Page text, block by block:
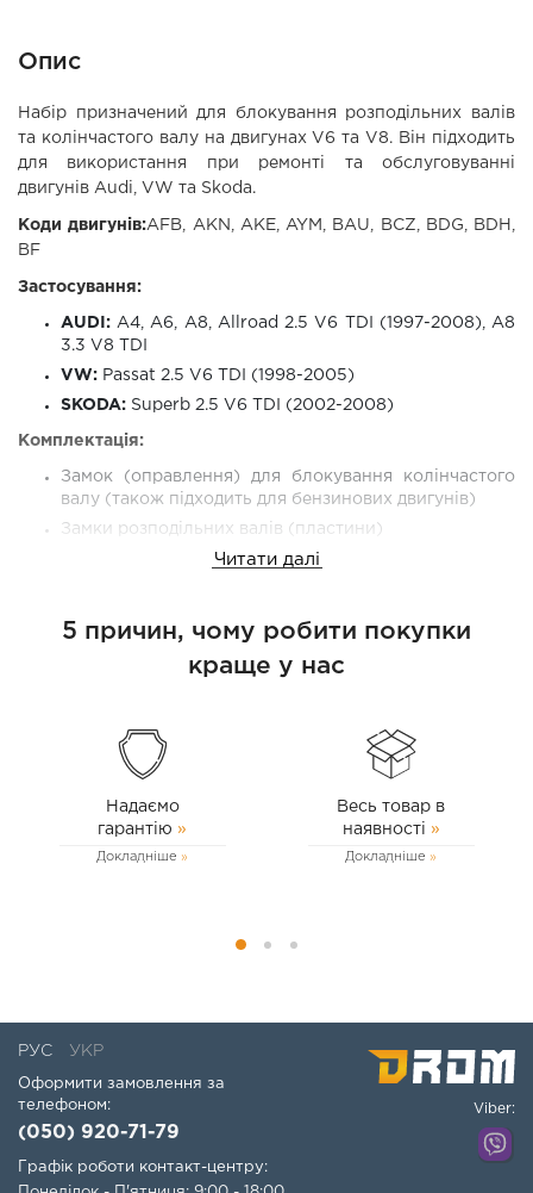
Опис
Набір призначений для блокування розподільних валів
та колінчастого валу на двигунах V6 та V8. Він підходить
для використання при ремонті та обслуговуванні
двигунів Audi, VW та Skoda.
Коди двигунів:AFB, AKN, AKE, AYM, BAU, BCZ, BDG, BDH,
BF
Застосування:
AUDI: A4, A6, A8, Allroad 2.5 V6 TDI (1997-2008), A8
3.3 V8 TDI
VW: Passat 2.5 V6 TDI (1998-2005)
SKODA: Superb 2.5 V6 TDI (2002-2008)
Комплектація:
Замок (оправлення) для блокування колінчастого
валу (також підходить для бензинових двигунів)
Замки розподільних валів (пластини)
Читати далі
5 причин, чому робити покупки
краще у нас
Надаємо
гарантію »
Докладніше
Весь товар в
наявності »
Докладніше
РУС УКР
Оформити замовлення за
телефоном:
(050) 920-71-79
Графік роботи контакт-центру:
Viber: